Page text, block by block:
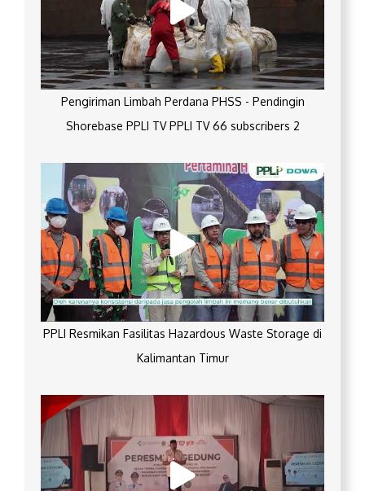
Pengiriman Limbah Perdana PHSS - Pendingin
Shorebase PPLI TV PPLI TV 66 subscribers 2
PPLI Resmikan Fasilitas Hazardous Waste Storage di
Kalimantan Timur